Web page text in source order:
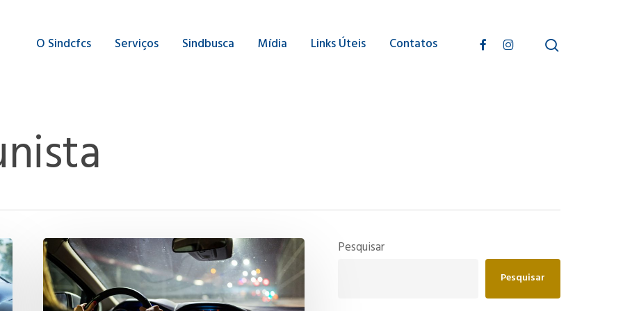
O Sindcfcs Serviços Sindbusca Mídia Links Úteis Contatos facebookinstagram search
As
Mulheres
no
Pesquisar
Pesquisar